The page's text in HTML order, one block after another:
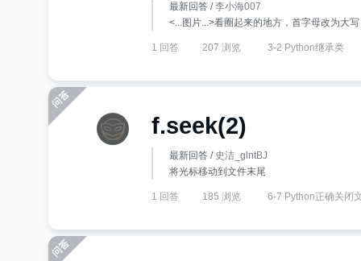
最新回答 /李小海007
<...图片...>看圈起来的地方，首字母改为大写
1 回答 207 浏览 3-2 Python继承类
f.seek(2)
最新回答 / 史洁_glntBJ
将光标移动到文件末尾
1 回答 185 浏览 6-7 Python正确关闭